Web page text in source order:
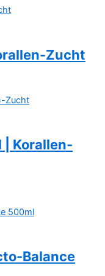
Zucht
| Korallen-
Balance